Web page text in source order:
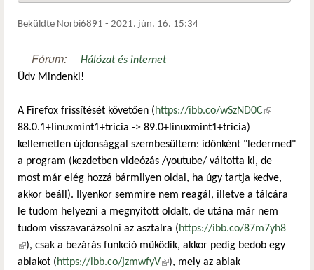
Beküldte Norbi6891 - 2021. jún. 16. 15:34
Fórum:
Hálózat és internet
Üdv Mindenki!
A Firefox frissítését követően (https://ibb.co/wSzND0C(külső
88.0.1+linuxmint1+tricia -> 89.0+linuxmint1+tricia)
kellemetlen újdonsággal szembesültem: időnként "ledermed"
a program (kezdetben videózás /youtube/ váltotta ki, de
most már elég hozzá bármilyen oldal, ha úgy tartja kedve,
akkor beáll). Ilyenkor semmire nem reagál, illetve a tálcára
le tudom helyezni a megnyitott oldalt, de utána már nem
tudom visszavarázsolni az asztalra (https://ibb.co/87m7yh8
(külső hivatkozás)
), csak a bezárás funkció működik, akkor pedig bedob egy
ablakot (https://ibb.co/jzmwfyV(külső hivatkozás)
), mely az ablak